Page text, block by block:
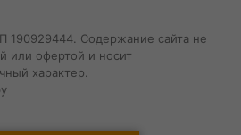
190929444. Содержание сайта не
или офертой и носит
характер.